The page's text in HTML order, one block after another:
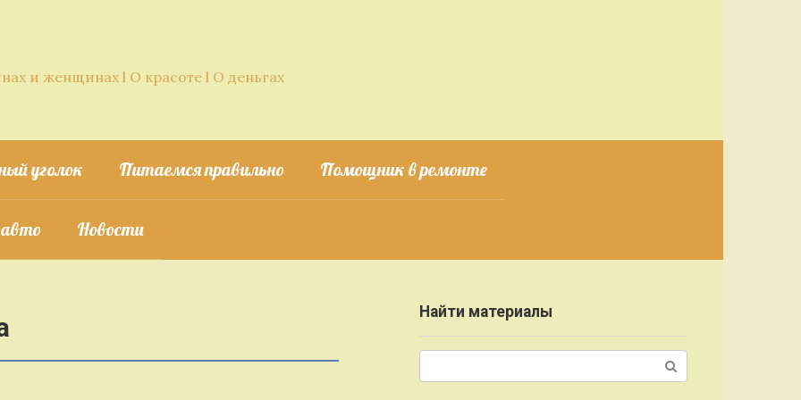
и женщинах l О красоте l О деньгах
уголок Питаемся правильно Помощник в ремонте
авто Новости
Найти материалы